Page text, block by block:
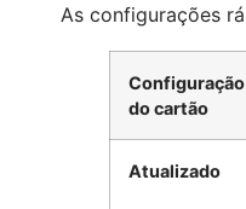
As configurações
Configuração
do cartão
Atualizado